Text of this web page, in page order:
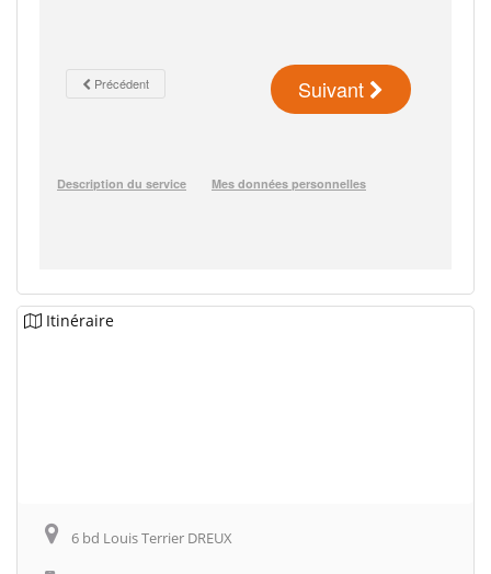
Itinéraire
6 bd Louis Terrier DREUX